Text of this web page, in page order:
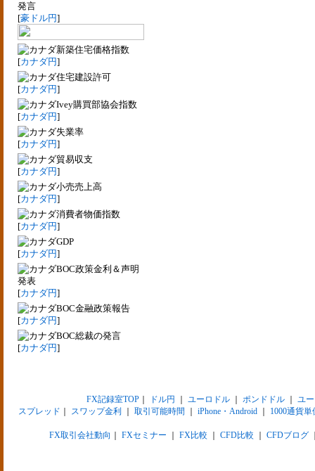
発言
[豪ドル円]
新築住宅価格指数
[カナダ円]
住宅建設許可
[カナダ円]
Ivey購買部協会指数
[カナダ円]
失業率
[カナダ円]
貿易収支
[カナダ円]
小売売上高
[カナダ円]
消費者物価指数
[カナダ円]
GDP
[カナダ円]
BOC政策金利＆声明
発表
[カナダ円]
BOC金融政策報告
[カナダ円]
BOC総裁の発言
[カナダ円]
FX記録室TOP｜ ドル円 ユーロドル｜ ポンドドル｜ ユ
スプレッド
スワップ金利 取引可能時間 iPhone・Android 1000通貨単
FX取引会社動向 FXセミナー FX比較 CFD比較 CFDブログ